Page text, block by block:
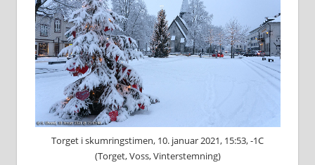
Torget i skumringstimen, 10. januar 2021, 15:53, -1C
(Torget, Voss, Vinterstemning)